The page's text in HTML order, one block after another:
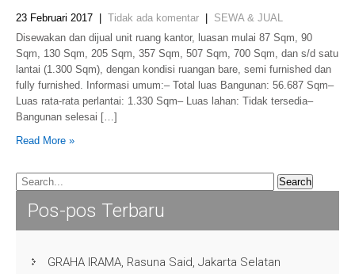
23 Februari 2017 Tidak ada komentar
SEWA & JUAL
Disewakan dan dijual unit ruang kantor, luasan mulai 87 Sqm, 90
Sqm, 130 Sqm, 205 Sqm, 357 Sqm, 507 Sqm, 700 Sqm, dan s/d satu
lantai (1.300 Sqm), dengan kondisi ruangan bare, semi furnished dan
fully furnished. Informasi umum:– Total luas Bangunan: 56.687 Sqm–
Luas rata-rata perlantai: 1.330 Sqm– Luas lahan: Tidak tersedia–
Bangunan selesai […]
Read More »
Pos-pos Terbaru
GRAHA IRAMA, Rasuna Said, Jakarta Selatan